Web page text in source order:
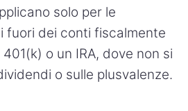
solo per le
fuori dei conti fiscalmente
o un IRA, dove non si
o sulle plusvalenze.